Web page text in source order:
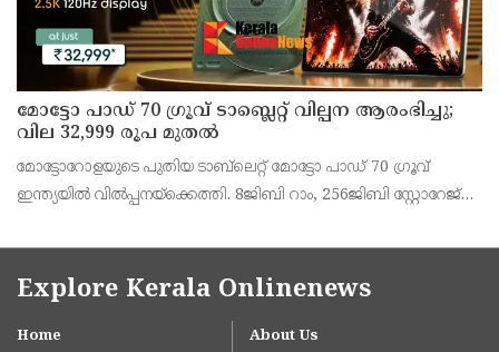
മോട്ടോ പാഡ് 70 ഗ്രൂവ് ടാബ്ലെറ്റ് വില്പന ആരംഭിച്ചു;
വില 32,999 രൂപ മുതൽ
മോട്ടോറോളയുടെ പുതിയ ടാബ്‌ലെറ്റ് മോട്ടോ പാഡ് 70 ഗ്രൂവ്
ഇന്ത്യയിൽ വിൽപ്പനയ്‌ക്കെത്തി. 8ജിബി റാം, 256ജിബി സ്റ്റോറേജ്
ഉൾപ്പെടെ 32,999 രൂപയാണ് ഫലപ്രദമായ
Explore Kerala Onlinenews
Home About Us